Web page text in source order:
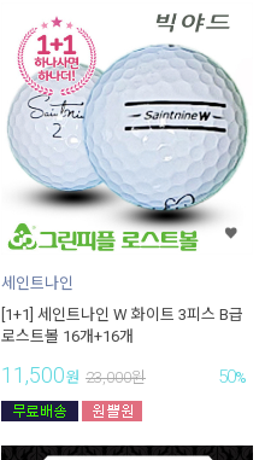
세인트나인
[1+1] 세인트나인 W 화이트 3피스 B급
로스트볼 16개+16개
11,500원 23,000원 50%